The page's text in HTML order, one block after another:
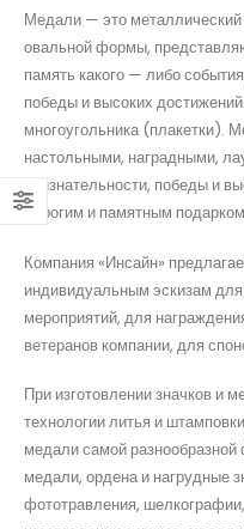
Медали — это металлический
овальной формы,
память какого — либо
победы и высоких
многоугольника (плакетки).
настольными, наградными,
признательности, победы и
дорогим и памятным
Компания «Инсайн»
индивидуальным эскизам
мероприятий, для
ветеранов компании, для
При изготовлении значков и
технологии литья и
медали самой
медали, ордена и нагрудные
фототравления,